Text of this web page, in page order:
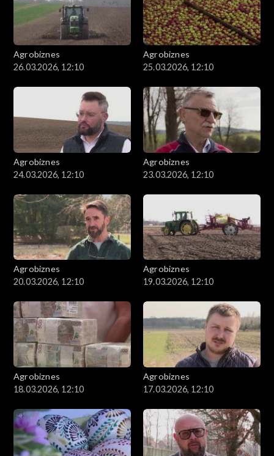
Agrobiznes
26.03.2026, 12:10
Agrobiznes
25.03.2026, 12:10
Agrobiznes
24.03.2026, 12:10
Agrobiznes
23.03.2026, 12:10
Agrobiznes
20.03.2026, 12:10
Agrobiznes
19.03.2026, 12:10
Agrobiznes
18.03.2026, 12:10
Agrobiznes
17.03.2026, 12:10